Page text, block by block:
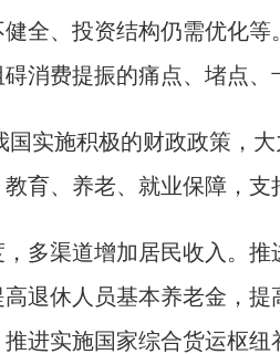
全、投资结构仍需优化
消费提振的痛点、堵点、
施积极的财政政策，大
育、养老、就业保障，
渠道增加居民收入。推
退休人员基本养老金，
进实施国家综合货运枢